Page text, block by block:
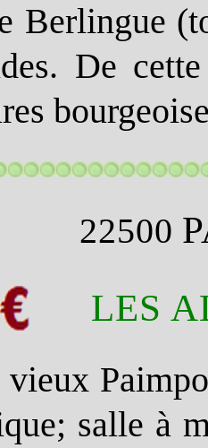
Berlingue
De
22500
LES
salle à